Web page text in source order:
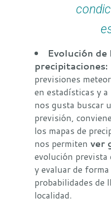
Evolución de
precipitaciones:
previsiones
en estadísticas y a
nos gusta buscar
previsión,
los mapas de
nos permiten ver
evolución prevista
y evaluar de
probabilidades de
localidad.